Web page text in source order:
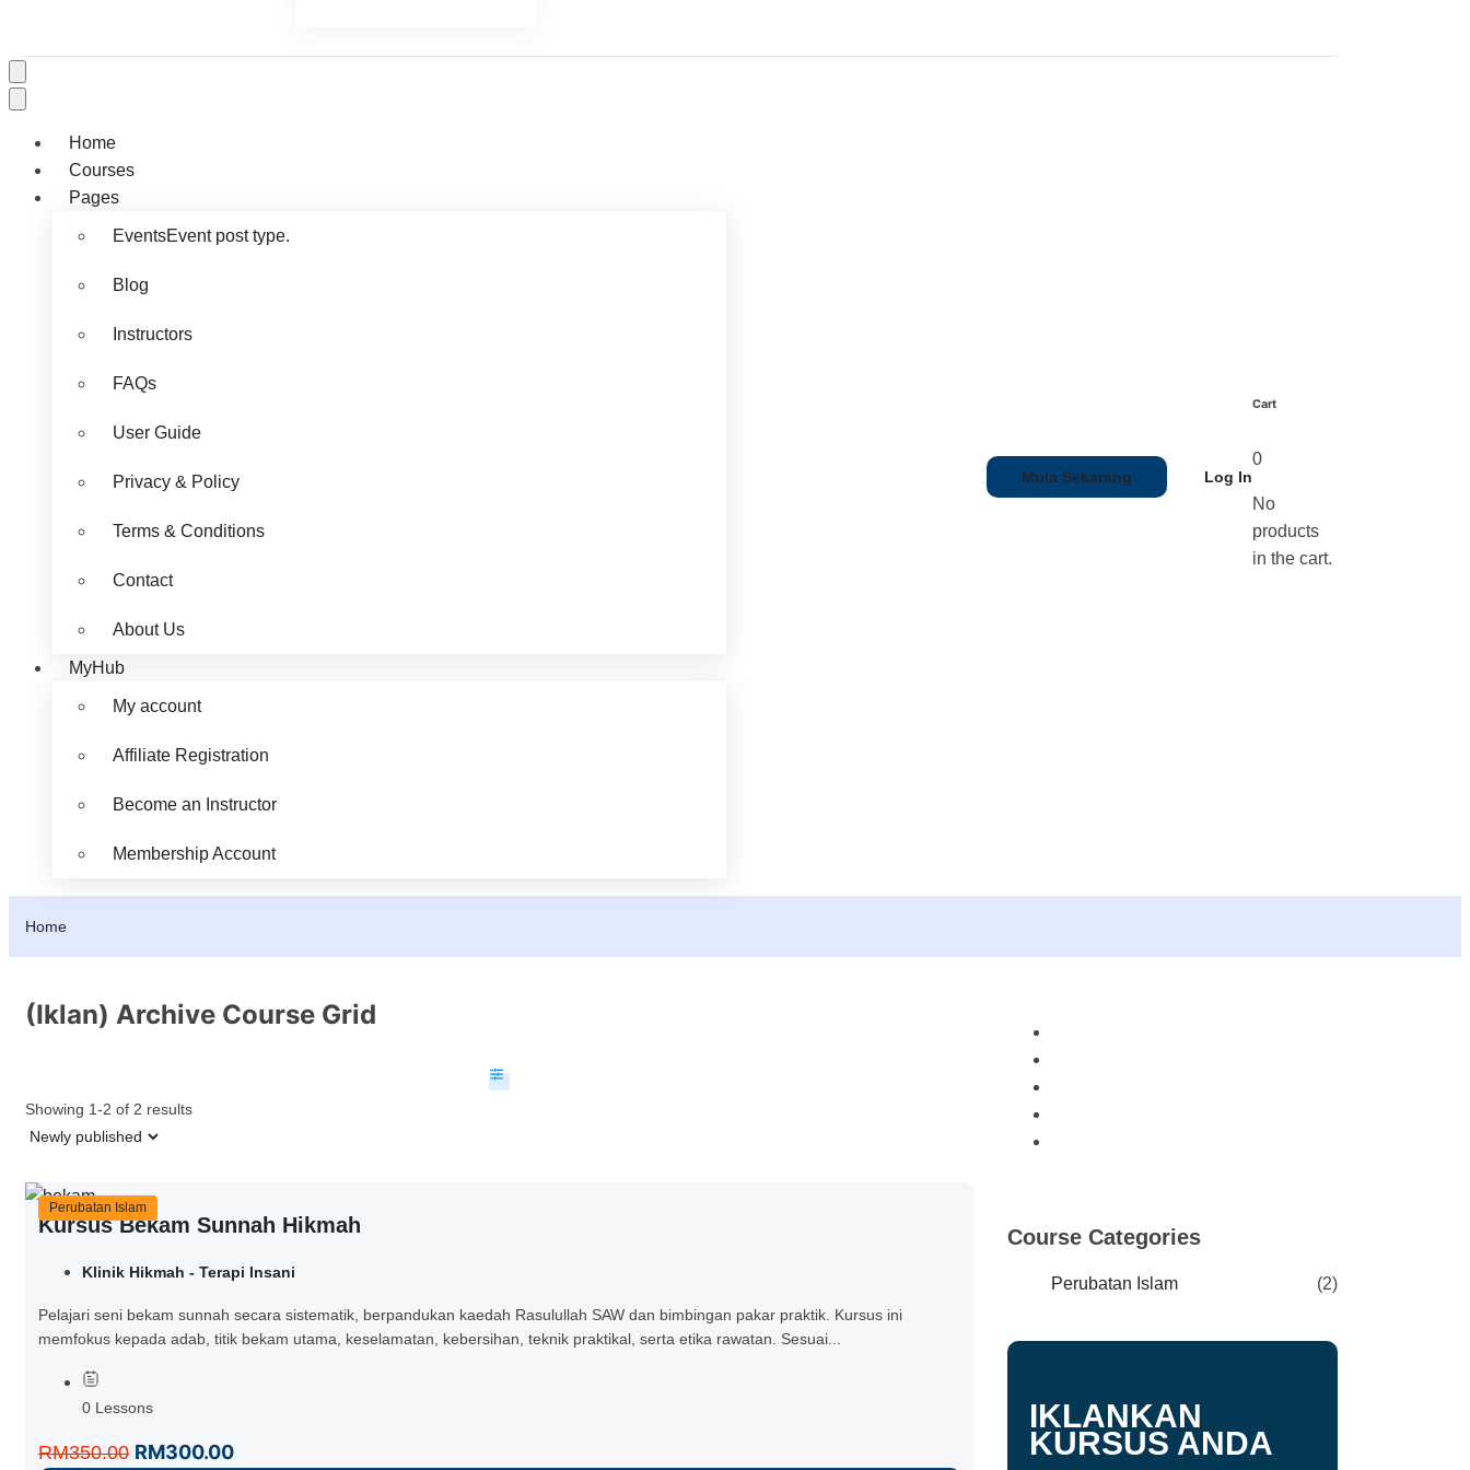
Home
Courses
Pages
EventsEvent post type.
Blog
Instructors
FAQs
User Guide
Privacy & Policy
Terms & Conditions
Contact
About Us
MyHub
My account
Affiliate Registration
Become an Instructor
Membership Account
Mula Sekarang Log In
Cart
0
No
products
in the cart.
Home
(Iklan) Archive Course Grid
Showing 1-2 of 2 results
Perubatan Islam
Kursus Bekam Sunnah Hikmah
Klinik Hikmah - Terapi Insani
Pelajari seni bekam sunnah secara sistematik, berpandukan kaedah Rasulullah SAW dan bimbingan pakar praktik. Kursus ini
memfokus kepada adab, titik bekam utama, keselamatan, kebersihan, teknik praktikal, serta etika rawatan. Sesuai...
0 Lessons
RM350.00 RM300.00
Course Categories
Perubatan Islam (2)
IKLANKAN
KURSUS ANDA